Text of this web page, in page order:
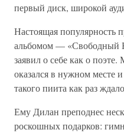
первый диск, широкой
Настоящая
альбомом — «Свободный
заявил о себе как о
оказался в нужном месте
такого пиита как раз
Ему Дилан преподнес
роскошных подарков: